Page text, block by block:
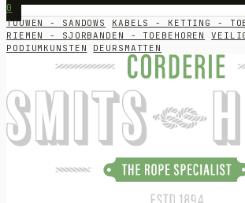
0
TOUWEN - SANDOWS KABELS - KETTING -
RIEMEN - SJORBANDEN - TOEBEHOREN
PODIUMKUNSTEN
DEURSMATTEN